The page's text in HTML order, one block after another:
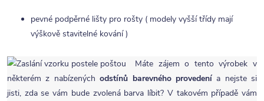
pevné podpěrné lišty pro rošty ( modely vyšší třídy mají
výškově stavitelné kování )
Máte zájem o tento výrobek v
některém z nabízenýchodstínů barevného provedenía nejste si
jisti, zda se vám bude zvolená barva líbit? V takovém případě vám